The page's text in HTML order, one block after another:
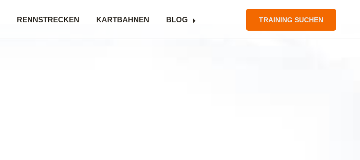
RENNSTRECKEN KARTBAHNEN BLOG TRAINING SUCHEN